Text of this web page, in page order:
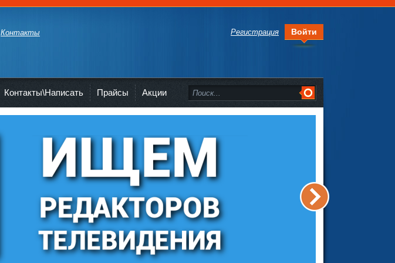
Регистрация Войти
Контакты
Контакты\Написать Прайсы Акции